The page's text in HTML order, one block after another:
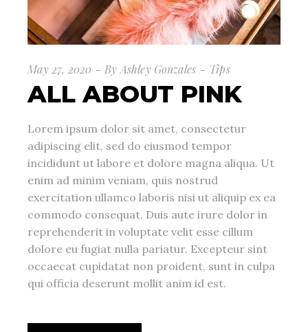
May 27, 2020 By Ashley Gonzales Tips
ALL ABOUT PINK
Lorem ipsum dolor sit amet, consectetur
adipiscing elit, sed do eiusmod tempor
incididunt ut labore et dolore magna aliqua. Ut
enim ad minim veniam, quis nostrud
exercitation ullamco laboris nisi ut aliquip ex ea
commodo consequat. Duis aute irure dolor in
reprehenderit in voluptate velit esse cillum
dolore eu fugiat nulla pariatur. Excepteur sint
occaecat cupidatat non proident, sunt in culpa
qui officia deserunt mollit anim id est.